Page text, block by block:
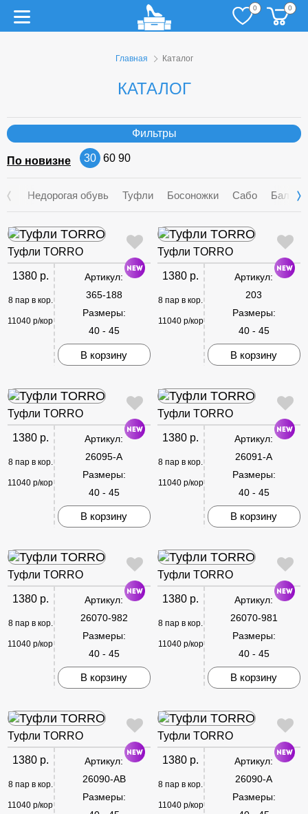
0 0
Главная Каталог
КАТАЛОГ
Фильтры
По новизне 30 60 90
Недорогая обувь Туфли Босоножки Сабо
Туфли TORRO
1380 р.
8 пар в кор.
11040 р/кор
Артикул:
365-188
Размеры:
40 - 45
В корзину
Туфли TORRO
1380 р.
8 пар в кор.
11040 р/кор
Артикул:
203
Размеры:
40 - 45
В корзину
Туфли TORRO
1380 р.
8 пар в кор.
11040 р/кор
Артикул:
26095-A
Размеры:
40 - 45
В корзину
Туфли TORRO
1380 р.
8 пар в кор.
11040 р/кор
Артикул:
26091-A
Размеры:
40 - 45
В корзину
Туфли TORRO
1380 р.
8 пар в кор.
11040 р/кор
Артикул:
26070-982
Размеры:
40 - 45
В корзину
Туфли TORRO
1380 р.
8 пар в кор.
11040 р/кор
Артикул:
26070-981
Размеры:
40 - 45
В корзину
Туфли TORRO
1380 р.
8 пар в кор.
11040 р/кор
Артикул:
26090-AB
Размеры:
Туфли TORRO
1380 р.
8 пар в кор.
11040 р/кор
Артикул:
26090-A
Размеры: